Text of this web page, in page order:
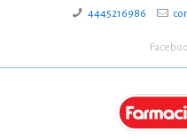
4445216986